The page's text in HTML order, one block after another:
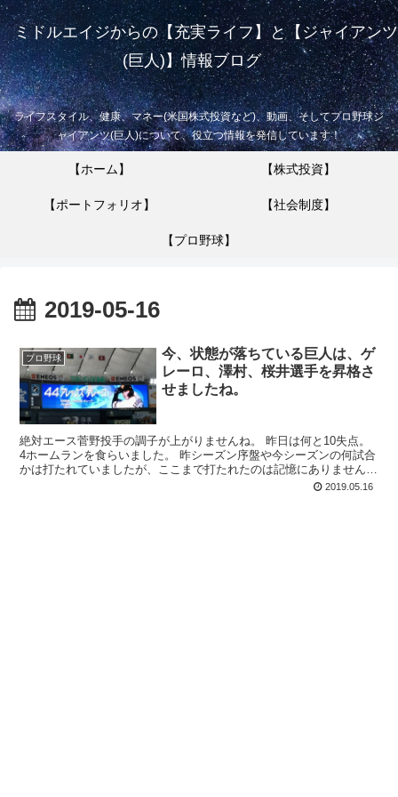
ミドルエイジからの【充実ライフ】と【ジャイアンツ
(巨人)】情報ブログ
ライフスタイル、健康、マネー(米国株式投資など)、動画、そしてプロ野球ジ
ャイアンツ(巨人)について、役立つ情報を発信しています！
【ホーム】 【株式投資】
【ポートフォリオ】 【社会制度】
【プロ野球】
2019-05-16
プロ野球
今、状態が落ちている巨人は、ゲ
レーロ、澤村、桜井選手を昇格さ
せましたね。
絶対エース菅野投手の調子が上がりませんね。 昨日は何と10失点。
4ホームランを食らいました。 昨シーズン序盤や今シーズンの何試合
かは打たれていましたが、ここまで打たれたのは記憶にありません。
2019.05.16